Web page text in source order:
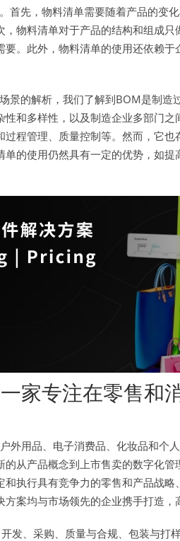
首先，物料清单需要随着产品的变
物料清单对于产品的结构和组成
。此外，物料清单的使用还依赖
景的解析，我们了解到BOM是制
和多样性，以及制造企业多部门
程管理、质量控制等。然而，它
的使用仍然具有一定的优势，如
家专注在零售和
外用品、电子消费品、化妆品和个
从产品概念到上市售卖的数字化
执行具有竞争力的零售和产品战
案均与市场领先的企业携手打造，
发、采购、质量与合规、包装与打